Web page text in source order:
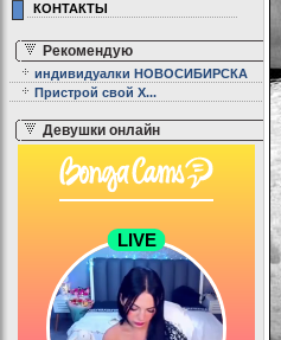
КОНТАКТЫ
Рекомендую
индивидуалки НОВОСИБИРСКА
Пристрой свой Х...
Девушки онлайн